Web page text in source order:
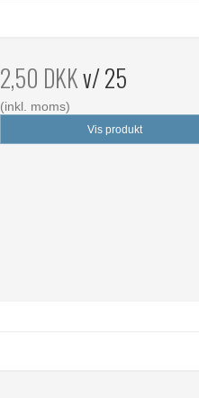
2,50 DKKv/ 25
(inkl. moms)
Vis produkt